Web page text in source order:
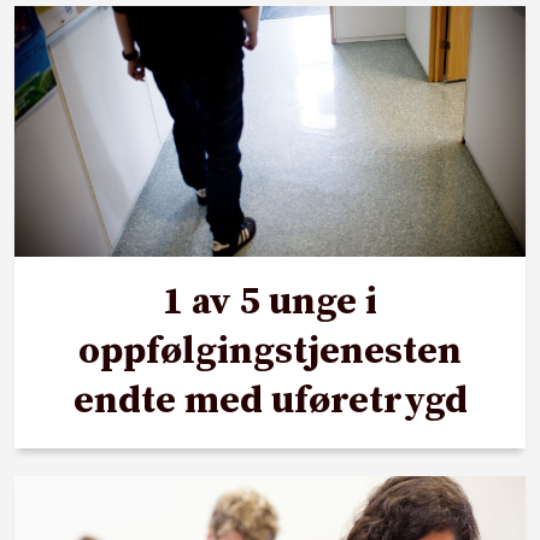
1 av 5 unge i
oppfølgingstjenesten
endte med uføretrygd